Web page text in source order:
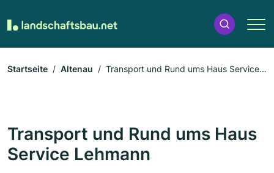
Startseite Altenau
Transport und Rund ums Haus Service
Transport und Rund ums Haus
Service Lehmann